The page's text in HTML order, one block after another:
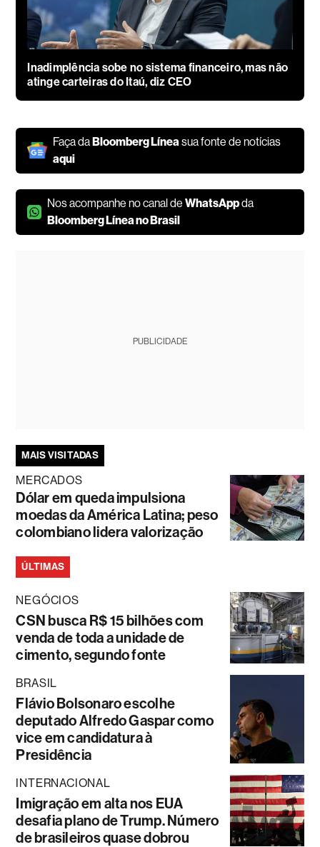
Inadimplência sobe no sistema financeiro, mas não
atinge carteiras do Itaú, diz CEO
Faça daBloomberg Línea sua fonte de notícias
aqui
Nos acompanhe no canal deWhatsAppda
Bloomberg Línea no Brasil
PUBLICIDADE
MAIS VISITADAS
MERCADOS
Dólar em queda impulsiona
moedas da América Latina; peso
colombiano lidera valorização
ÚLTIMAS
NEGÓCIOS
CSN busca R$ 15 bilhões com
venda de toda a unidade de
cimento, segundo fonte
BRASIL
Flávio Bolsonaro escolhe
deputado Alfredo Gaspar como
vice em candidatura à
Presidência
INTERNACIONAL
Imigração em alta nos EUA
desafia plano de Trump. Número
de brasileiros quase dobrou